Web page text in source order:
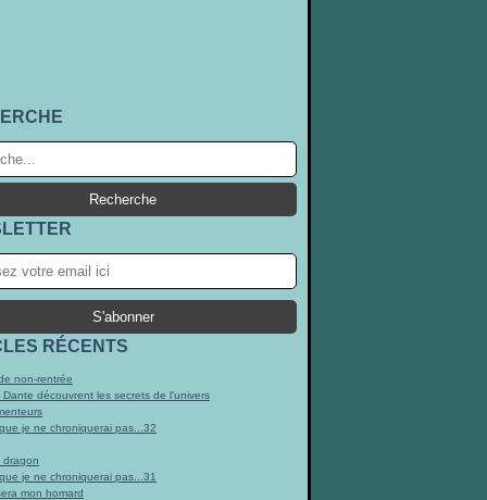
RÉCENTS
non-rentrée
Dante découvrent les secrets de l'univers
je ne chroniquerai pas...32
dragon
je ne chroniquerai pas...31
mon homard